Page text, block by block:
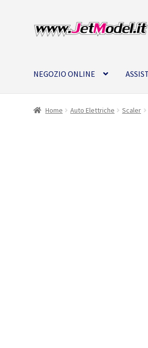
Vai
alla
Vai
al
NEGOZIO ONLINE
Home Auto Elettriche Scaler